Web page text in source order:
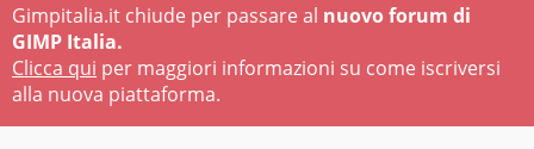
Gimpitalia.it chiude per passare al nuovo forum di
GIMP Italia.
Clicca qui per maggiori informazioni su come iscriversi
alla nuova piattaforma.